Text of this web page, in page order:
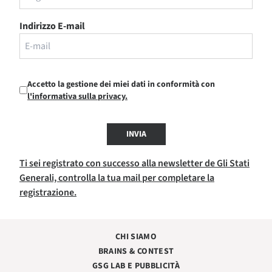
Indirizzo E-mail
Accetto la gestione dei miei dati in conformità con
l'informativa sulla privacy.
INVIA
Ti sei registrato con successo alla newsletter de Gli Stati
Generali, controlla la tua mail per completare la
registrazione.
CHI SIAMO
BRAINS & CONTEST
GSG LAB E PUBBLICITÀ